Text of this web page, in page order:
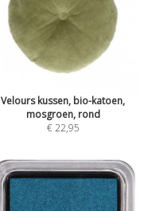
Velours kussen, bio-katoen,
mosgroen, rond
€ 22,95